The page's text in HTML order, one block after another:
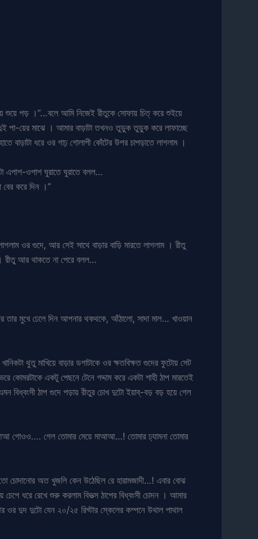
শুয়ে পড় ।”…বলে আমি নিজেই রীতুকে সোফায় চিত্ করে শুইয়ে
দুই পা-য়ের মাঝে । আমার বাড়াটা তখনও তুড়ুক তুড়ুক করে লাফাচ্ছে
বাড়াটা ধরে ওর গাঢ় গোলাপী কোঁটের উপর চাপড়াতে লাগলাম ।
এপাশ-ওপাশ ঘুরাতে ঘুরাতে বলল…
করে দিন ।”
ওর গুদে, আর সেই সাথে বাড়ার বাড়ি মারতে লাগলাম । রীতু
রীতু আর থাকতে না পেরে বলল…
তার মুখে ঢেলে দিন আপনার থকথকে, আঁঠালো, সাদা মাল… খাওয়ান
থুতু মাখিয়ে বাড়ার ডগাটাকে ওর ক্ষতবিক্ষত গুদের ফুটোয় সেট
একটু পেছনে টেনে গদ্দাম করে একটা শাহী ঠাপ মারতেই
বিধ্বংসী ঠাপ গুদে পড়ায় রীতুর চোখ দুটো ইয়াব্-বড় বড় হয়ে গেল
মাআআ গোওও…. গেল তোমার মেয়ে মাআআ…! তোমার ঢ্যামনা তোমার
চোদানোর অত খুজলি কেন উঠেছিল রে হারামজাদী…! এবার বোঝ
ধরে রেখে শুরু করলাম বিভত্স ঠাপের বিধ্বংসী চোদন । আমার
ওর দুদ দুটো যেন ২০/২৫ রিখ্টার স্কেলের কম্পনে উথাল পাথাল